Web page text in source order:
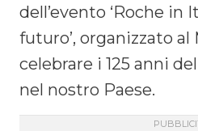
dell’evento ‘Roche in
futuro’, organizzato
celebrare i 125 anni
nel nostro Paese.